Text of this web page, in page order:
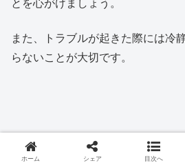
また、トラブルが起きた際には冷
らないことが大切です。
ホーム シェア 目次へ